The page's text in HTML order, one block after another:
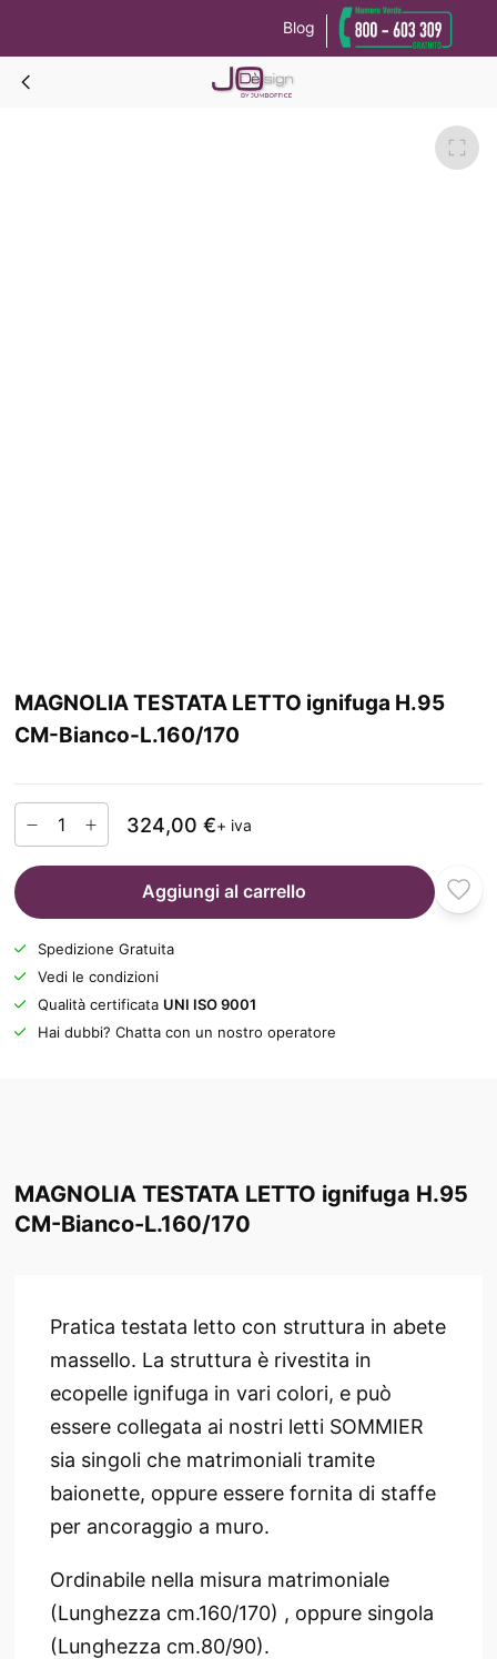
Blog
MAGNOLIA TESTATA LETTO ignifuga H.95
CM-Bianco-L.160/170
324,00 €+ iva
Aggiungi al carrello
Spedizione Gratuita
Vedi le condizioni
Qualità certificata UNI ISO 9001
Hai dubbi? Chatta con un nostro operatore
MAGNOLIA TESTATA LETTO ignifuga H.95
CM-Bianco-L.160/170
Pratica testata letto con struttura in abete
massello. La struttura è rivestita in
ecopelle ignifuga in vari colori, e può
essere collegata ai nostri letti SOMMIER
sia singoli che matrimoniali tramite
baionette, oppure essere fornita di staffe
per ancoraggio a muro.
Ordinabile nella misura matrimoniale
(Lunghezza cm.160/170) , oppure singola
(Lunghezza cm.80/90).
Informativa sulla raccolta
Le tue preferenze relative alla privacy